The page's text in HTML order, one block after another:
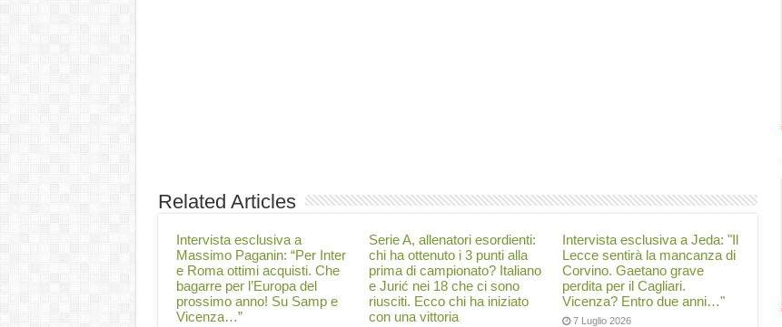
Related Articles
Intervista esclusiva a
Massimo Paganin: “Per Inter
e Roma ottimi acquisti. Che
bagarre per l’Europa del
prossimo anno! Su Samp e
Vicenza…”
Serie A, allenatori esordienti:
chi ha ottenuto i 3 punti alla
prima di campionato? Italiano
e Jurić nei 18 che ci sono
riusciti. Ecco chi ha iniziato
con una vittoria
Intervista esclusiva a Jeda: "Il
Lecce sentirà la mancanza di
Corvino. Gaetano grave
perdita per il Cagliari.
Vicenza? Entro due anni…"
7 Luglio 2026